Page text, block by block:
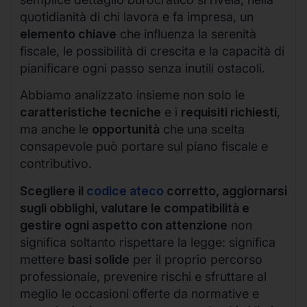
quotidianità di chi lavora e fa impresa, un
elemento chiave che influenza la serenità
fiscale, le possibilità di crescita e la capacità di
pianificare ogni passo senza inutili ostacoli.
Abbiamo analizzato insieme non solo le
caratteristiche tecniche e i requisiti richiesti,
ma anche le opportunità che una scelta
consapevole può portare sul piano fiscale e
contributivo.
Scegliere il codice ateco corretto, aggiornarsi
sugli obblighi, valutare le compatibilità e
gestire ogni aspetto con attenzione non
significa soltanto rispettare la legge: significa
mettere basi solide per il proprio percorso
professionale, prevenire rischi e sfruttare al
meglio le occasioni offerte da normative e